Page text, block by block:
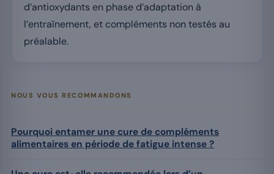
d’antioxydants en phase d’adaptation à
l’entraînement, et compléments non testés au
préalable.
NOUS VOUS RECOMMANDONS
Pourquoi entamer une cure de compléments
alimentaires en période de fatigue intense ?